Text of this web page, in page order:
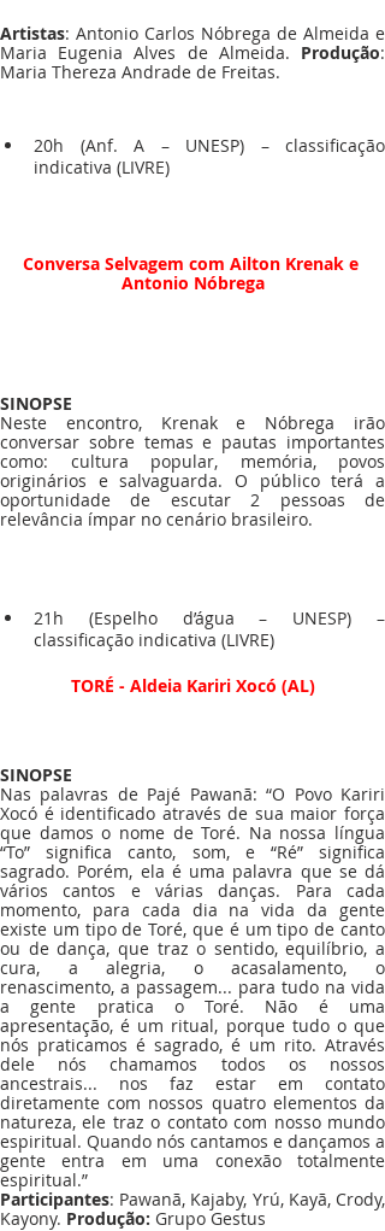
Artistas: Antonio Carlos Nóbrega de Almeida e
Maria Eugenia Alves de Almeida. Produção:
Maria Thereza Andrade de Freitas.
20h (Anf. A – UNESP) – classificação
indicativa (LIVRE)
Conversa Selvagem com Ailton Krenak e
Antonio Nóbrega
SINOPSE
Neste encontro, Krenak e Nóbrega irão
conversar sobre temas e pautas importantes
como: cultura popular, memória, povos
originários e salvaguarda. O público terá a
oportunidade de escutar 2 pessoas de
relevância ímpar no cenário brasileiro.
21h (Espelho d’água – UNESP) –
classificação indicativa (LIVRE)
TORÉ - Aldeia Kariri Xocó (AL)
SINOPSE
Nas palavras de Pajé Pawanã: “O Povo Kariri
Xocó é identificado através de sua maior força
que damos o nome de Toré. Na nossa língua
“To” significa canto, som, e “Ré” significa
sagrado. Porém, ela é uma palavra que se dá
vários cantos e várias danças. Para cada
momento, para cada dia na vida da gente
existe um tipo de Toré, que é um tipo de canto
ou de dança, que traz o sentido, equilíbrio, a
cura, a alegria, o acasalamento, o
renascimento, a passagem... para tudo na vida
a gente pratica o Toré. Não é uma
apresentação, é um ritual, porque tudo o que
nós praticamos é sagrado, é um rito. Através
dele nós chamamos todos os nossos
ancestrais... nos faz estar em contato
diretamente com nossos quatro elementos da
natureza, ele traz o contato com nosso mundo
espiritual. Quando nós cantamos e dançamos a
gente entra em uma conexão totalmente
espiritual.”
Participantes: Pawanã, Kajaby, Yrú, Kayã, Crody,
Kayony. Produção: Grupo Gestus